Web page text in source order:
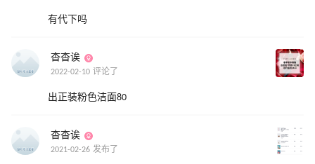
有代下吗
杳杳诶
2022-02-10 评论了
出正装粉色洁面80
杳杳诶
2021-02-26 发布了